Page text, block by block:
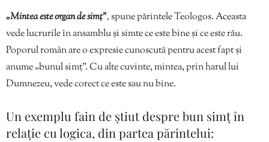
„Mintea este organ de simț”,spune părintele Teologos. Aceasta
vede lucrurile în ansamblu și simte ce este bine și ce este rău.
Poporul român are o expresie cunoscută pentru acest fapt și
anume „bunul simț”. Cu alte cuvinte, mintea, prin harul lui
Dumnezeu, vede corect ce este sau nu bine.
Un exemplu fain de știut despre bun simț în
relație cu logica, din partea părintelui: